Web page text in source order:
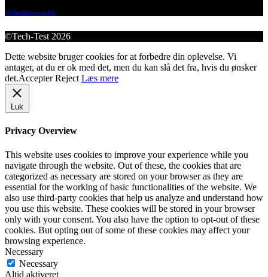
Nyhedsbrevsarkiv
©Tech-Test 2026
Dette website bruger cookies for at forbedre din oplevelse. Vi
antager, at du er ok med det, men du kan slå det fra, hvis du ønsker
det.Accepter Reject Læs mere
Luk
Privacy Overview
This website uses cookies to improve your experience while you
navigate through the website. Out of these, the cookies that are
categorized as necessary are stored on your browser as they are
essential for the working of basic functionalities of the website. We
also use third-party cookies that help us analyze and understand how
you use this website. These cookies will be stored in your browser
only with your consent. You also have the option to opt-out of these
cookies. But opting out of some of these cookies may affect your
browsing experience.
Necessary
Necessary
Altid aktiveret